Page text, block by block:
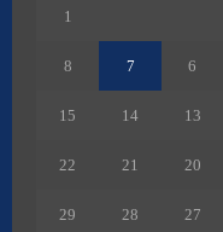
1
6
7
8
13
14
15
20
21
22
27
28
29